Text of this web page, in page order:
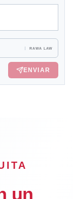
RAWA LAW
ENVIAR
un